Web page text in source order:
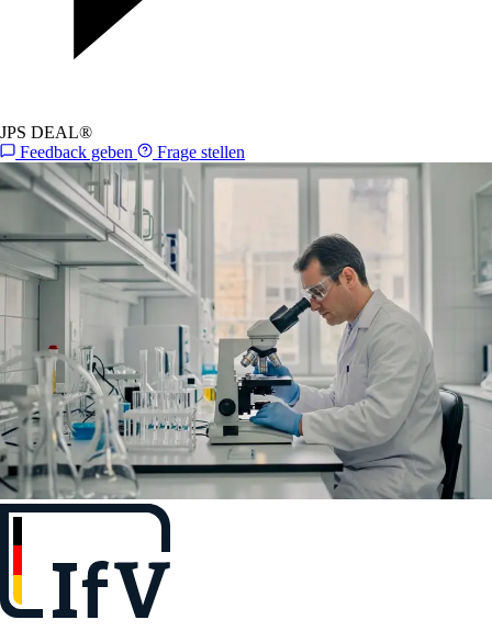
JPS DEAL®
Feedback geben
Frage stellen